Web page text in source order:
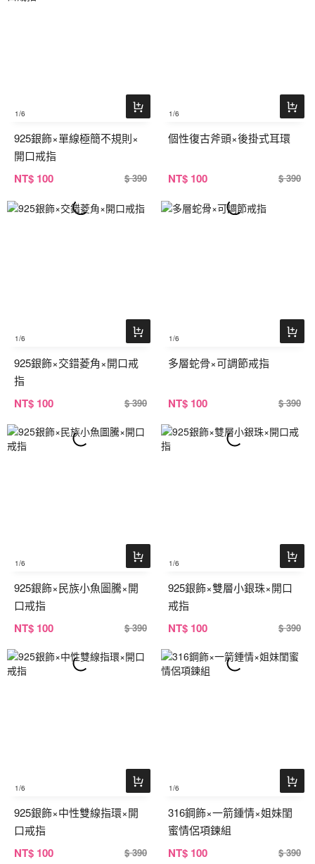
1/6
925銀飾×單線極簡不規則×
開口戒指
NT$ 100 $ 390
1/6
個性復古斧頭×後掛式耳環
NT$ 100 $ 390
1/6
925銀飾×交錯菱角×開口戒
指
NT$ 100 $ 390
1/6
多層蛇骨×可調節戒指
NT$ 100 $ 390
1/6
925銀飾×民族小魚圖騰×開
口戒指
NT$ 100 $ 390
1/6
925銀飾×雙層小銀珠×開口
戒指
NT$ 100 $ 390
1/6
925銀飾×中性雙線指環×開
口戒指
NT$ 100 $ 390
1/6
316鋼飾×一箭鍾情×姐妹閨
蜜情侶項鍊組
NT$ 100 $ 390